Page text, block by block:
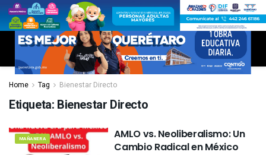
Home Tag Bienestar Directo
Etiqueta: Bienestar Directo
MAÑANERA
AMLO vs. Neoliberalismo: Un
Cambio Radical en México